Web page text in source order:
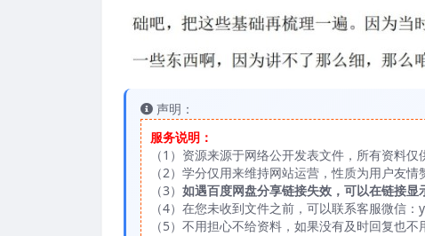
声明：
服务说明：
（1）资源来源于网络公开发表文件，所有资料仅
（2）学分仅用来维持网站运营，性质为用户友
（3） 如遇百度网盘分享链接失效，可以在链接
（4）在您未收到文件之前，可以联系客服微信
（5）不用担心不给资料，如果没有及时回复也